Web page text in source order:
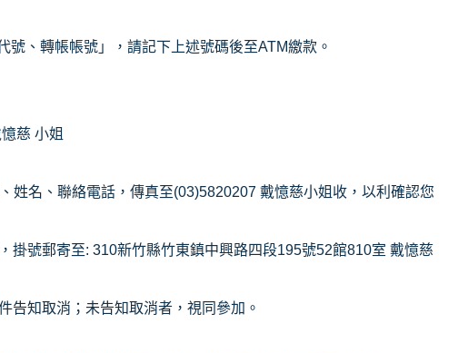
號、轉帳帳號」，請記下上述號碼後至ATM繳款。
慈 小姐
姓名、聯絡電話，傳真至(03)5820207 戴憶慈小姐收，以利確認您
掛號郵寄至: 310新竹縣竹東鎮中興路四段195號52館810室 戴憶慈
告知取消；未告知取消者，視同參加。